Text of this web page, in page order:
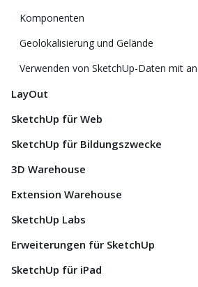
Komponenten
Geolokalisierung und Gelände
LayOut
SketchUp für Web
SketchUp für Bildungszwecke
3D Warehouse
Extension Warehouse
SketchUp Labs
Erweiterungen für SketchUp
SketchUp für iPad